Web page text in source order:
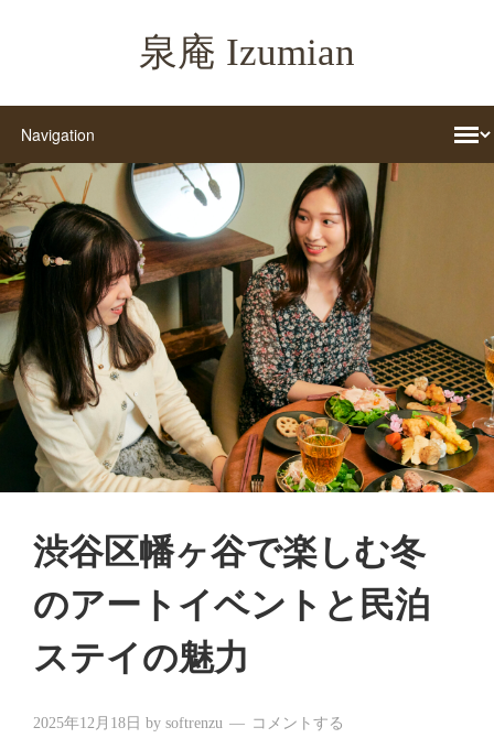
泉庵 Izumian
渋谷区幡ヶ谷で楽しむ冬
のアートイベントと民泊
ステイの魅力
2025年12月18日 by softrenzu コメントする